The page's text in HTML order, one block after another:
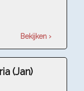
Bekijken ›
(Jan)